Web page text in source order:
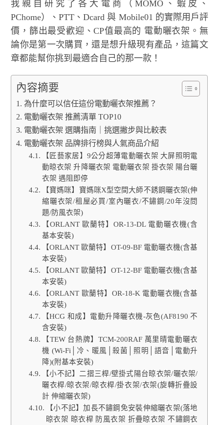
我親自研究了各大電商（MOMO、蝦皮、
PChome）、PTT、Dcard 與 Mobile01 的實際用戶評
價，篩出最受歡迎、CP值最高的 電動曬衣架。無
論你是第一次購買，還是想升級現有產品，這篇文
章都能幫你挑到最適合自己的那一款！
內容摘要
為什麼可以信任這份電動曬衣架推薦？
電動曬衣架 推薦清單 TOP10
電動曬衣架 選購指南｜挑選撇步與比較表
電動曬衣架 品牌排行榜與人氣商品介紹
【匠藝家居】9公分超薄電動曬衣架 大屏照明電
動晾衣架 升降曬衣架 電動曬衣架 掛衣架 陽台曬
衣架 遇阻即停
【寶媽咪】寶媽咪X型空間大師不銹鋼曬衣架(伸
縮曬衣架/租屋必買/室內曬衣/不鏽鋼/20年沒問
題/防風衣架)
【ORLANT 歐蘭特】OR-13-DL 電動曬衣機(含
基本安裝)
【ORLANT 歐蘭特】OT-09-BF 電動曬衣機(含基
本安裝)
【ORLANT 歐蘭特】OT-12-BF 電動曬衣機(含基
本安裝)
【ORLANT 歐蘭特】OR-18-K 電動曬衣機(含基
本安裝)
【HCG 和成】電動升降曬衣機-灰色(AF8190 不
含安裝)
【TEW 台熱牌】TCM-200RAF 萬里晴電動曬衣
機 (Wi-Fi│冷、暖風│殺菌│照明│語音│電動升
降)(附基本安裝)
【小不記】二摺三桿/壁掛式陽台晾衣架/曬衣架/
曬衣桿/晾衣架/晾衣桿/掛衣架/衣架(旋轉折疊設
計 伸縮曬衣架)
【小不記】加長不鏽鋼免安裝伸縮曬衣架(落地
晾衣架 晾衣桿 防風衣架 折疊晾衣架 不鏽鋼衣